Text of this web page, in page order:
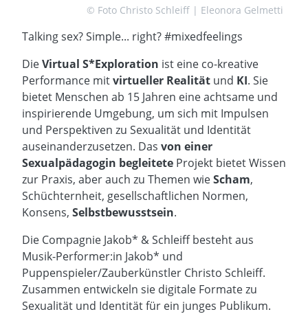
© Foto Christo Schleiff | Eleonora Gelmetti
Talking sex? Simple... right? #mixedfeelings
DieVirtual S*Exploration ist eine co-kreative
Performance mitvirtueller Realität und KI. Sie
bietet Menschen ab 15 Jahren eine achtsame und
inspirierende Umgebung, um sich mit Impulsen
und Perspektiven zu Sexualität und Identität
auseinanderzusetzen. Das von einer
Sexualpädagogin begleitete Projekt bietet Wissen
zur Praxis, aber auch zu Themen wieScham,
Schüchternheit, gesellschaftlichen Normen,
Konsens, Selbstbewusstsein.
Die Compagnie Jakob* & Schleiff besteht aus
Musik-Performer:in Jakob* und
Puppenspieler/Zauberkünstler Christo Schleiff.
Zusammen entwickeln sie digitale Formate zu
Sexualität und Identität für ein junges Publikum.